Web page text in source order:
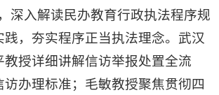
深入解读民办教育行政执法程序规
践，夯实程序正当执法理念。武汉
教授详细讲解信访举报处置全流
办理标准；毛敏教授聚焦贯彻四